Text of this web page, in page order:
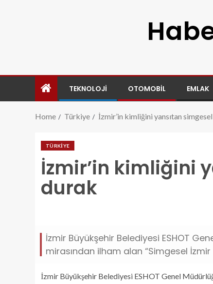
TEKNOLOJI OTOMOBIL EMLAK
Home Türkiye İzmir’in kimliğini yansıtan
TÜRKIYE
İzmir’in kimliğini
durak
İzmir Büyükşehir Belediyesi ESHOT
mirasından ilham alan “Simgesel
İzmir Büyükşehir Belediyesi ESHOT Genel